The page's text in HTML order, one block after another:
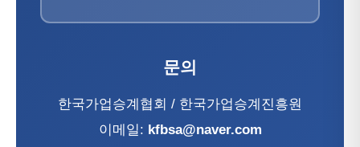
문의
한국가업승계협회 / 한국가업승계진흥원
이메일: kfbsa@naver.com